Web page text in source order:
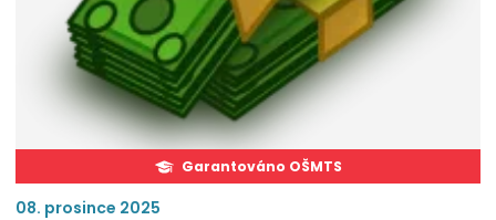
Garantováno OŠMTS
08. prosince 2025